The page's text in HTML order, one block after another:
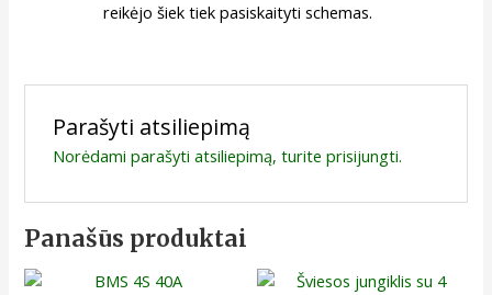
reikėjo šiek tiek pasiskaityti schemas.
Parašyti atsiliepimą
Norėdami parašyti atsiliepimą, turite prisijungti.
Panašūs produktai